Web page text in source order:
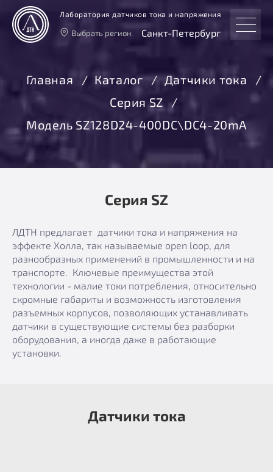
Лаборатория датчиков тока и напряжения
Выбрать регион Санкт-Петербург
Москва
Санкт-Петербург
Екатеринбург
Главная Каталог
Датчики тока
Серия SZ
Модель SZ128D24-400DC\DC4-20mA
Серия SZ
ЛДТН предлагает датчики тока и напряжения на
эффекте Холла, так называемые open loop, для
разнообразных применений в промышленности и на
транспорте. Ключевые преимущества этой
технологии - малие токи потребления, относительно
скромные габариты и возможность изготовления
разъемных корпусов, позволяющих устанавливать
датчики в существующие системы без разборки
оборудования, а иногда даже в работающие
установки.
Датчики тока